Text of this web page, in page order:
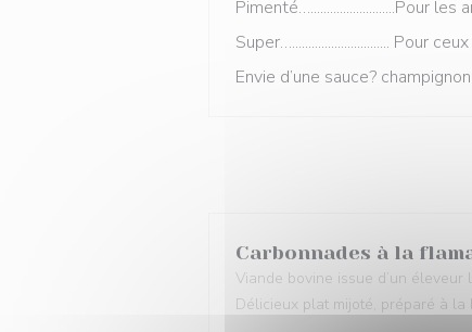
Pimenté…..........................Pour
Super….............................. Pour
Envie d’une sauce?
Carbonnades à la
Viande bovine issue d’un éleveur
Délicieux plat mijoté, préparé à la